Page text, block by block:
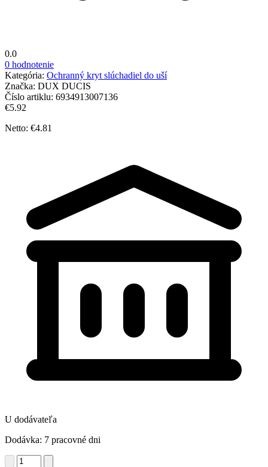
0.0
0 hodnotenie
Kategória: Ochranný kryt slúchadiel do uší
Značka: DUX DUCIS
Číslo artiklu: 6934913007136
€5.92
Netto: €4.81
U dodávateľa
Dodávka: 7 pracovné dni